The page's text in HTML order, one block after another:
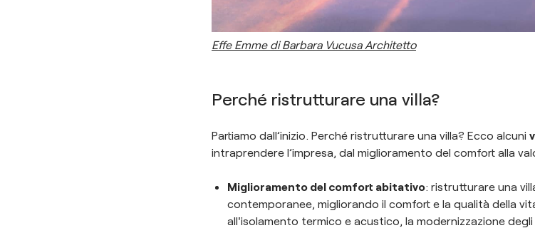
Effe Emme di Barbara Vucusa Architetto
Perché ristrutturare una villa?
Partiamo dall’inizio. Perché ristrutturare una villa? Ecco alcuni
intraprendere l’impresa, dal miglioramento del comfort alla
Miglioramento del comfort abitativo: ristrutturare una
contemporanee, migliorando il comfort e la qualità della
all'isolamento termico e acustico, la modernizzazione